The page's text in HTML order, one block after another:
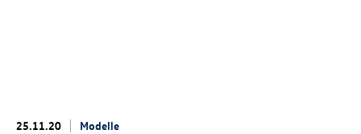
25.11.20 Modelle